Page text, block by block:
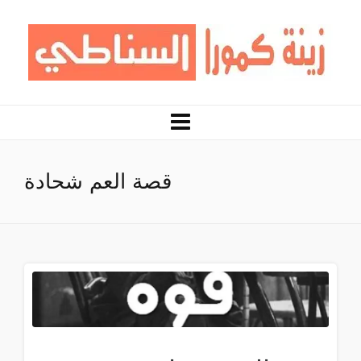
قصة العم شحادة